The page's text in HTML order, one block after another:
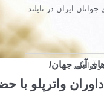
آبی جهان/
واترپلو با
ایران در تایلند
آزادگی